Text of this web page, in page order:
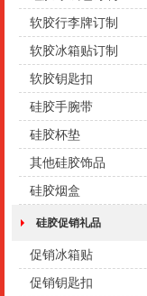
软胶行李牌订制
软胶冰箱贴订制
软胶钥匙扣
硅胶手腕带
硅胶杯垫
其他硅胶饰品
硅胶烟盒
硅胶促销礼品
促销冰箱贴
促销钥匙扣